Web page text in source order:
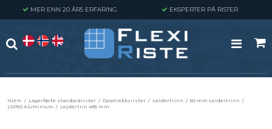
MER ENN 20 ÅRS ERFARING EKSPERTER PÅ RISTER
Hjem / Lagerførte standardrister / Opptrekksrister / Leidertrinn / 50 mm Leidertrinn /
LSP50 Aluminium / Lejdertrin 485 mm